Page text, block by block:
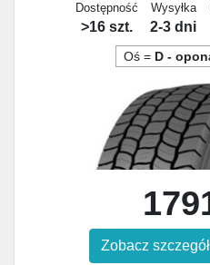
Dostępność
>16 szt.
Wysyłka
2-3 dni
Oś = D -
Zobacz